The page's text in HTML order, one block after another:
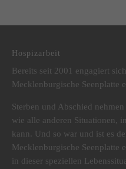
Hospizarbeit
Bereits seit 2001 engagiert
Mecklenburgische Seenplatte
Sterben und Abschied
wie alle anderen Situationen,
kann. Und so war und ist es
Mecklenburgische Seenplatte
in dieser speziellen